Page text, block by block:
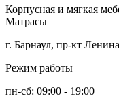
Корпусная и мягкая
Матрасы
г. Барнаул, пр-кт
Режим работы
пн-сб: 09:00 - 19:00